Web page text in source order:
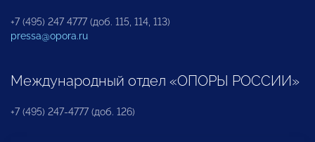
+7 (495) 247 4777 (доб. 115, 114, 113)
pressa@opora.ru
Международный отдел «ОПОРЫ РОССИИ»
+7 (495) 247-4777 (доб. 126)